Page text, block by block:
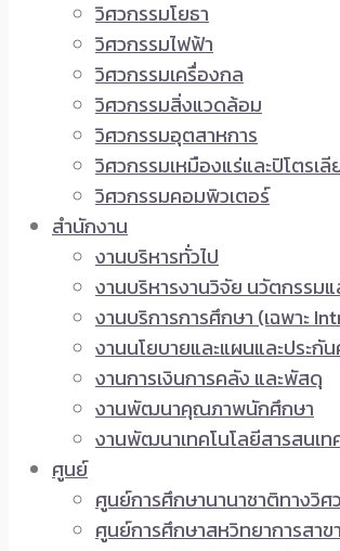
วิศวกรรมโยธา
วิศวกรรมไฟฟ้า
วิศวกรรมเครื่องกล
วิศวกรรมสิ่งแวดล้อม
วิศวกรรมอุตสาหการ
วิศวกรรมเหมืองแร่และปิโตรเลี
วิศวกรรมคอมพิวเตอร์
สำนักงาน
งานบริหารทั่วไป
งานบริหารงานวิจัย นวัตกรรมแ
งานบริการการศึกษา (เฉพาะ
งานนโยบายและแผนและประ
งานการเงินการคลัง และพัสดุ
งานพัฒนาคุณภาพนักศึกษา
งานพัฒนาเทคโนโลยีสารสนเท
ศูนย์
ศูนย์การศึกษานานาชาติทางวิ
ศูนย์การศึกษาสหวิทยาการสาขา